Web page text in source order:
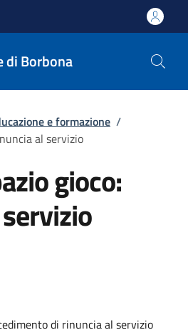
di Borbona
e formazione /
al servizio
gioco:
di rinuncia al servizio